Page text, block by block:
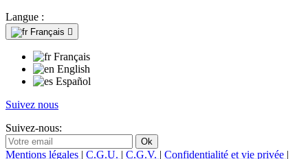
Langue :
Français 
Français
English
Español
Suivez nous
Suivez-nous:
Mentions légales | C.G.U. | C.G.V. | Confidentialité et vie privée |